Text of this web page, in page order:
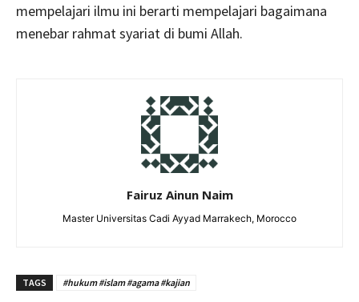
mempelajari ilmu ini berarti mempelajari bagaimana
menebar rahmat syariat di bumi Allah.
Fairuz Ainun Naim
Master Universitas Cadi Ayyad Marrakech, Morocco
TAGS #hukum #islam #agama #kajian